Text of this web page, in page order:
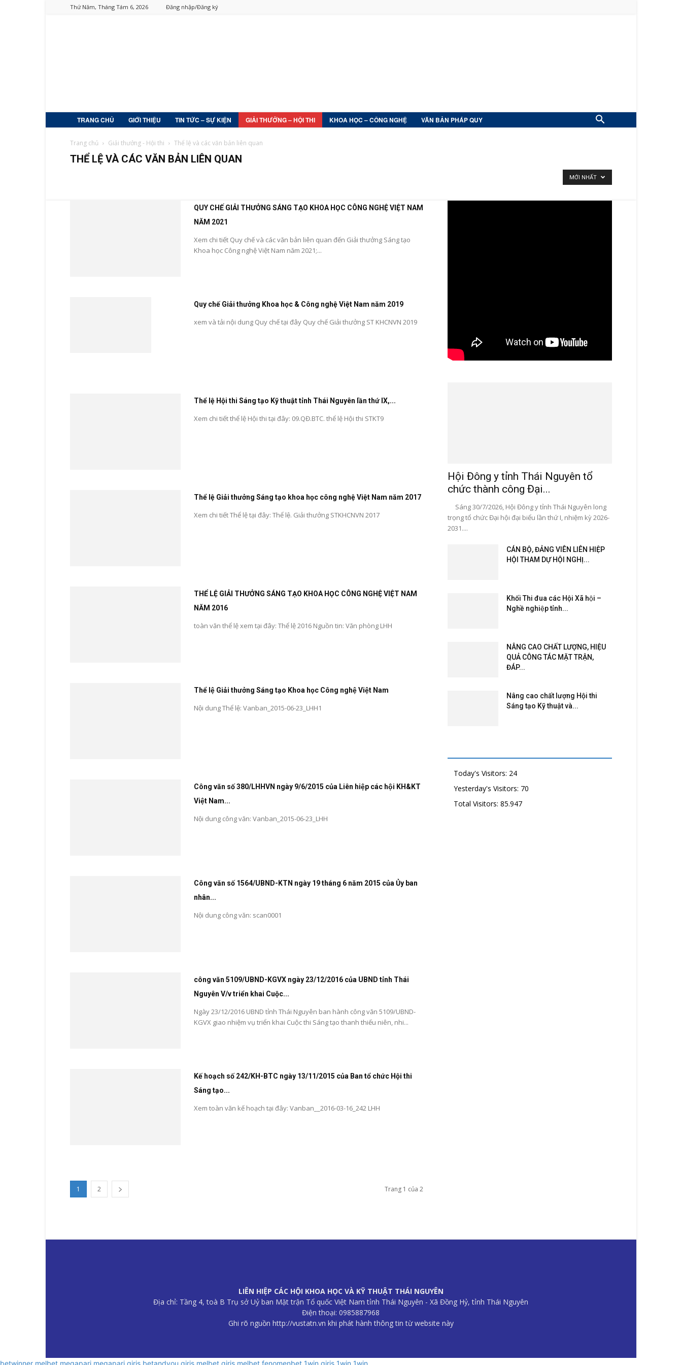
Thứ Năm, Tháng Tám 6, 2026 Đăng nhập/Đăng ký
TRANG CHỦ GIỚI THIỆU TIN TỨC – SỰ KIỆN GIẢI THƯỞNG – HỘI THI KHOA HỌC – CÔNG NGHỆ VĂN BẢN PHÁP QUY
Trang chủ Giải thưởng - Hội thi Thể lệ và các văn bản liên quan
THỂ LỆ VÀ CÁC VĂN BẢN LIÊN QUAN
MỚI NHẤT
QUY CHẾ GIẢI THƯỞNG SÁNG TẠO KHOA HỌC CÔNG NGHỆ VIỆT NAM
NĂM 2021
Xem chi tiết Quy chế và các văn bản liên quan đến Giải thưởng Sáng tạo
Khoa học Công nghệ Việt Nam năm 2021;...
Quy chế Giải thưởng Khoa học & Công nghệ Việt Nam năm 2019
xem và tải nội dung Quy chế tại đây Quy chế Giải thưởng ST KHCNVN 2019
Thể lệ Hội thi Sáng tạo Kỹ thuật tỉnh Thái Nguyên lần thứ IX,...
Xem chi tiết thể lệ Hội thi tại đây: 09.QĐ.BTC. thể lệ Hội thi STKT9
Thể lệ Giải thưởng Sáng tạo khoa học công nghệ Việt Nam năm 2017
Xem chi tiết Thể lệ tại đây: Thể lệ. Giải thưởng STKHCNVN 2017
THỂ LỆ GIẢI THƯỞNG SÁNG TẠO KHOA HỌC CÔNG NGHỆ VIỆT NAM
NĂM 2016
toàn văn thể lệ xem tại đây: Thể lệ 2016 Nguồn tin: Văn phòng LHH
Thể lệ Giải thưởng Sáng tạo Khoa học Công nghệ Việt Nam
Nội dung Thể lệ: Vanban_2015-06-23_LHH1
Công văn số 380/LHHVN ngày 9/6/2015 của Liên hiệp các hội KH&KT
Việt Nam...
Nội dung công văn: Vanban_2015-06-23_LHH
Công văn số 1564/UBND-KTN ngày 19 tháng 6 năm 2015 của Ủy ban
nhân...
Nội dung công văn: scan0001
công văn 5109/UBND-KGVX ngày 23/12/2016 của UBND tỉnh Thái
Nguyên V/v triển khai Cuộc...
Ngày 23/12/2016 UBND tỉnh Thái Nguyên ban hành công văn 5109/UBND-
KGVX giao nhiệm vụ triển khai Cuộc thi Sáng tạo thanh thiếu niên, nhi...
Kế hoạch số 242/KH-BTC ngày 13/11/2015 của Ban tổ chức Hội thi
Sáng tạo...
Xem toàn văn kế hoạch tại đây: Vanban__2016-03-16_242 LHH
1 2 Trang 1 của 2
Hội Đông y tỉnh Thái Nguyên tổ
chức thành công Đại...
Sáng 30/7/2026, Hội Đông y tỉnh Thái Nguyên long
trọng tổ chức Đại hội đại biểu lần thứ I, nhiệm kỳ 2026-
2031....
CÁN BỘ, ĐẢNG VIÊN LIÊN HIỆP
HỘI THAM DỰ HỘI NGHỊ...
Khối Thi đua các Hội Xã hội –
Nghề nghiệp tỉnh...
NÂNG CAO CHẤT LƯỢNG, HIỆU
QUẢ CÔNG TÁC MẶT TRẬN,
ĐÁP...
Nâng cao chất lượng Hội thi
Sáng tạo Kỹ thuật và...
Today's Visitors: 24
Yesterday's Visitors: 70
Total Visitors: 85.947
LIÊN HIỆP CÁC HỘI KHOA HỌC VÀ KỸ THUẬT THÁI NGUYÊN
Địa chỉ: Tầng 4, toà B Trụ sở Uỷ ban Mặt trận Tổ quốc Việt Nam tỉnh Thái Nguyên - Xã Đồng Hỷ, tỉnh Thái Nguyên
Điện thoại: 0985887968
Ghi rõ nguồn http://vustatn.vn khi phát hành thông tin từ website này
betwinner melbet megapari megapari giriş betandyou giriş melbet giriş melbet fenomenbet 1win giriş 1win 1win